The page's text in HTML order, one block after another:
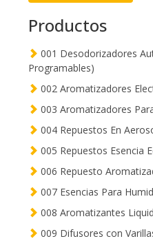
Productos
001 Desodorizadores
Programables)
002 Aromatizadores
003 Aromatizadores
004 Repuestos En
005 Repuestos Esencia
006 Repuesto
007 Esencias Para
008 Aromatizantes
009 Difusores con